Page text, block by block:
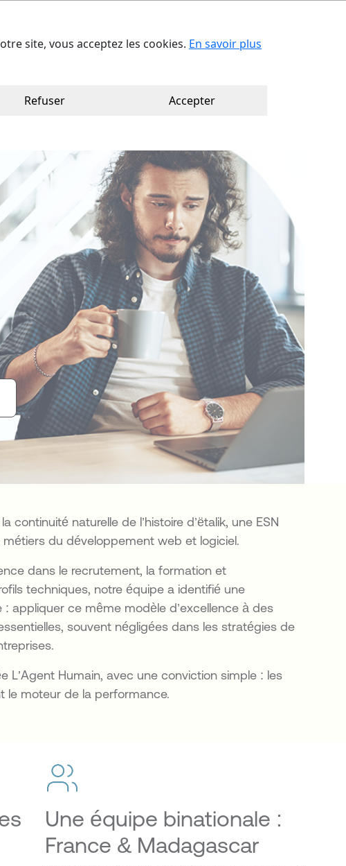
Contact Trouver votre consultant
continuité naturelle de l’histoire d’ëtalik, une ESN
du développement web et logiciel.
dans le recrutement, la formation et
techniques, notre équipe a identifié une
appliquer ce même modèle d’excellence à des
souvent négligées dans les stratégies de
L’Agent Humain, avec une conviction simple : les
le moteur de la performance.
Une équipe binationale :
France & Madagascar
site, vous acceptez les cookies. En savoir plus
Refuser Accepter